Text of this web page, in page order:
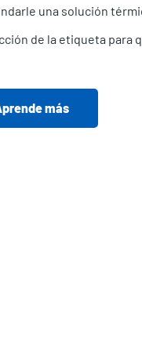
una solución
de la etiqueta para
más